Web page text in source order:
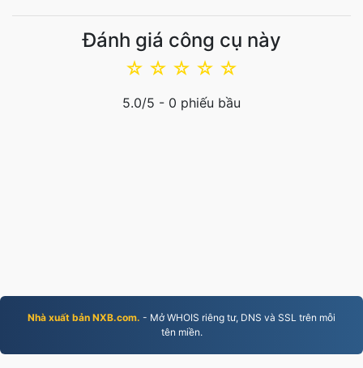
Đánh giá công cụ này
☆
☆
☆
☆
☆
5.0/5 - 0 phiếu bầu
Nhà xuất bản NXB.com. - Mở WHOIS riêng tư, DNS và SSL trên mỗi
tên miền.